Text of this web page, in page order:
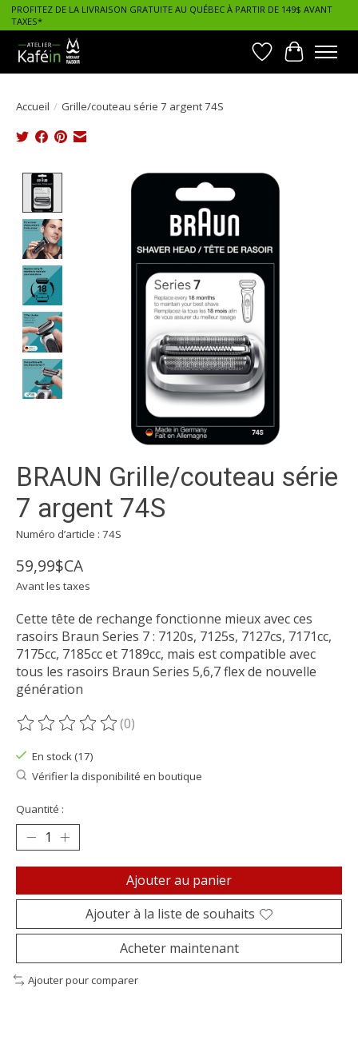
PROFITEZ DE LA LIVRAISON GRATUITE AU QUÉBEC À PARTIR DE 149$ AVANT
TAXES*
Liste dePanier
Accueil / Grille/couteau série 7 argent 74S
Product image slideshow Items
BRAUN Grille/couteau série
7 argent 74S
Numéro d’article : 74S
59,99$CA
Avant les taxes
Cette tête de rechange fonctionne mieux avec ces
rasoirs Braun Series 7 : 7120s, 7125s, 7127cs, 7171cc,
7175cc, 7185cc et 7189cc, mais est compatible avec
tous les rasoirs Braun Series 5,6,7 flex de nouvelle
génération
Ce produit est évalué à
(0)
En stock (17)
Vérifier la disponibilité en boutique
Quantité :
Ajouter au panier
Ajouter à la liste de souhaits
Acheter maintenant
Ajouter pour comparer